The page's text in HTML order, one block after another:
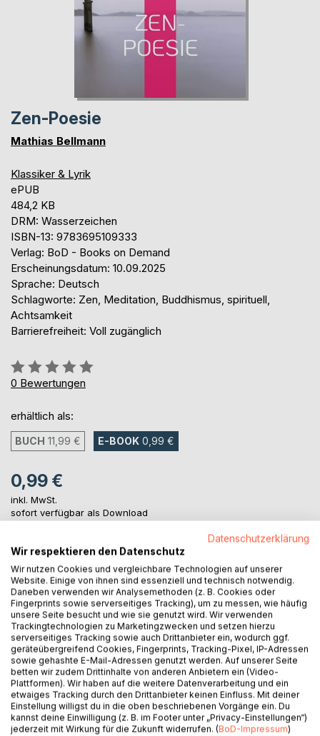
Zen-Poesie
Mathias Bellmann
Klassiker & Lyrik
ePUB
484,2 KB
DRM: Wasserzeichen
ISBN-13: 9783695109333
Verlag: BoD - Books on Demand
Erscheinungsdatum: 10.09.2025
Sprache: Deutsch
Schlagworte: Zen, Meditation, Buddhismus, spirituell,
Achtsamkeit
Barrierefreiheit: Voll zugänglich
Bewertung::
0%
0 Bewertungen
erhältlich als:
BUCH 11,99 € E-BOOK 0,99 €
0,99 €
inkl. MwSt.
sofort verfügbar als Download
Auf die Merkliste
Titel bewerten
BESCHREIBUNG
Datenschutzerklärung
Wir respektieren den Datenschutz
Wir nutzen Cookies und vergleichbare Technologien auf unserer
Website. Einige von ihnen sind essenziell und technisch notwendig.
Daneben verwenden wir Analysemethoden (z. B. Cookies oder
Fingerprints sowie serverseitiges Tracking), um zu messen, wie häufig
unsere Seite besucht und wie sie genutzt wird. Wir verwenden
Trackingtechnologien zu Marketingzwecken und setzen hierzu
serverseitiges Tracking sowie auch Drittanbieter ein, wodurch ggf.
geräteübergreifend Cookies, Fingerprints, Tracking-Pixel, IP-Adressen
sowie gehashte E-Mail-Adressen genutzt werden. Auf unserer Seite
betten wir zudem Drittinhalte von anderen Anbietern ein (Video-
Plattformen). Wir haben auf die weitere Datenverarbeitung und ein
etwaiges Tracking durch den Drittanbieter keinen Einfluss. Mit deiner
Einstellung willigst du in die oben beschriebenen Vorgänge ein. Du
kannst deine Einwilligung (z. B. im Footer unter „Privacy-Einstellungen“)
jederzeit mit Wirkung für die Zukunft widerrufen. (BoD-Impressum)